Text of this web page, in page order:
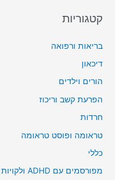
קטגוריות
בריאות ורפואה
דיכאון
הורים וילדים
הפרעת קשב וריכוז
חרדות
טראומה ופוסט טראומה
כללי
מפורסמים עם ADHD ולקויות למידה